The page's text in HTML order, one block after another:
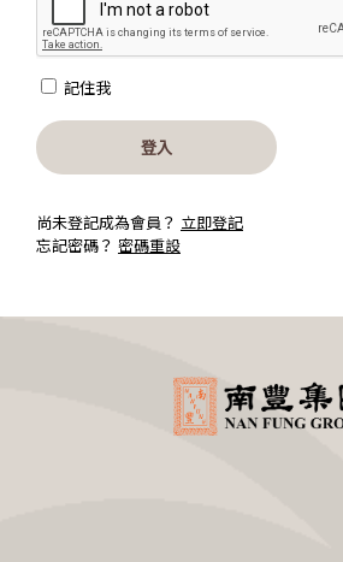
記住我
登入
尚未登記成為會員？ 立即登記
忘記密碼？ 密碼重設